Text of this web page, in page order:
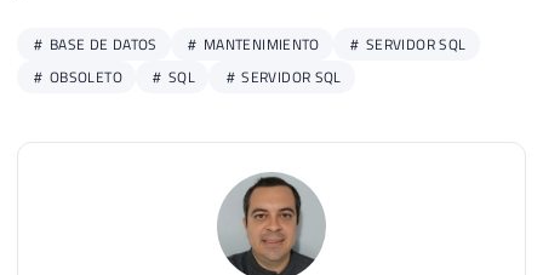
BASE DE DATOS MANTENIMIENTO
SERVIDOR SQL
OBSOLETO
SQL SERVIDOR SQL